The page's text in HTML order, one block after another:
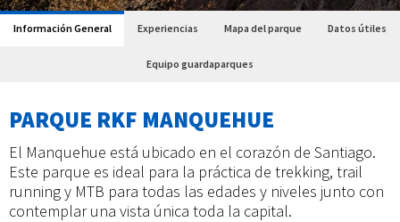
Información General Experiencias Mapa del parque Datos útiles
Equipo guardaparques
PARQUE RKF MANQUEHUE
El Manquehue está ubicado en el corazón de Santiago.
Este parque es ideal para la práctica de trekking, trail
running y MTB para todas las edades y niveles junto con
contemplar una vista única toda la capital.